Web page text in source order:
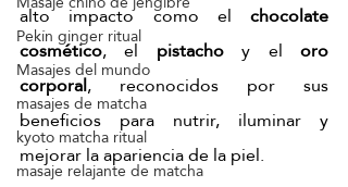
Pekín ginger ritual
Masajes del mundo
masajes de matcha
kyoto matcha ritual
masaje relajante de matcha
alto impacto como el chocolate
cosmético, el pistacho y el oro
corporal, reconocidos por sus
beneficios para nutrir, iluminar y
mejorar la apariencia de la piel.